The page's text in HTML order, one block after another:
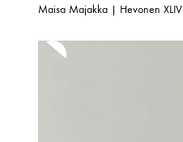
Maisa Majakka | Hevonen XLIV